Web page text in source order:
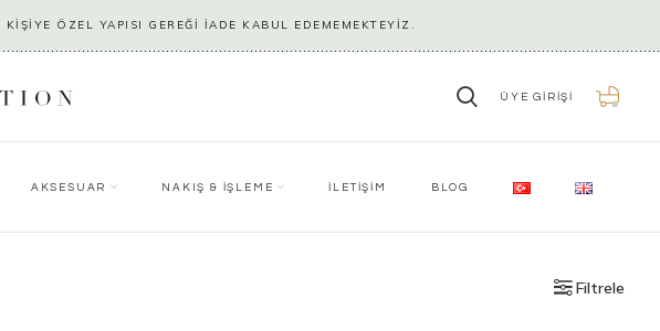
ÖZEL YAPISI GEREĞİ İADE KABUL EDEMEMEKTEYİZ.
ÜYE GIRIŞI
0
AKSESUAR NAKIŞ & İŞLEME İLETİŞİM BLOG
Filtrele